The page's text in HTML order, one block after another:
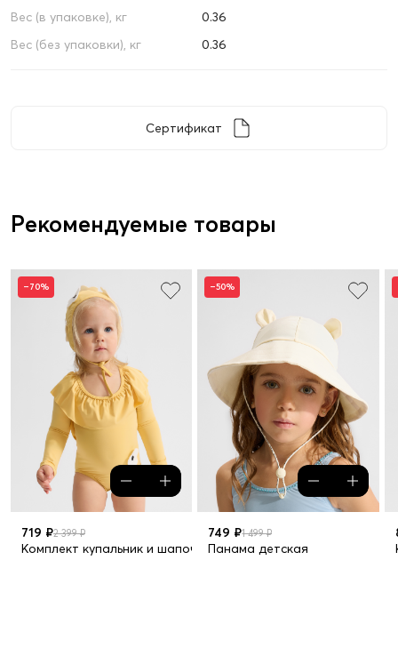
Вес (в упаковке), кг
0.36
Вес (без упаковки), кг
0.36
Сертификат
Рекомендуемые товары
–70%
719 ₽2 399 ₽
Комплект купальник и шапочка
–50%
749 ₽1 499 ₽
Панама детская